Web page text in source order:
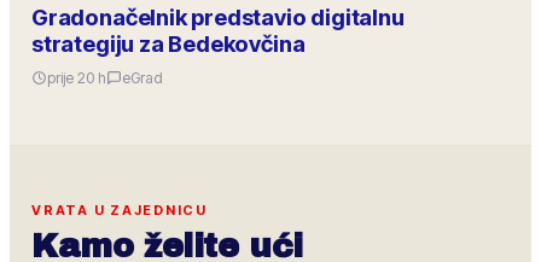
Gradonačelnik predstavio digitalnu
strategiju za Bedekovčina
prije 20 h eGrad
VRATA U ZAJEDNICU
Kamo želite ući